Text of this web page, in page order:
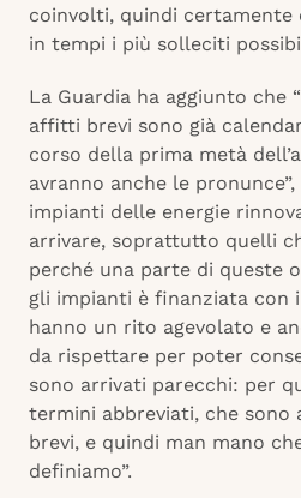
coinvolti, quindi certamente
in tempi i più solleciti
La Guardia ha aggiunto che
affitti brevi sono già
corso della prima metà
avranno anche le
impianti delle energie
arrivare, soprattutto quelli
perché una parte di queste
gli impianti è finanziata con
hanno un rito agevolato e
da rispettare per poter
sono arrivati parecchi: per
termini abbreviati, che sono
brevi, e quindi man mano
definiamo”.